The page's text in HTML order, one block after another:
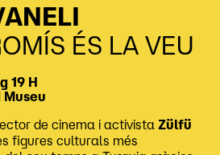
ÉS LA VEU
19 H
Museu
de cinema i activista Zülfü
figures culturals més